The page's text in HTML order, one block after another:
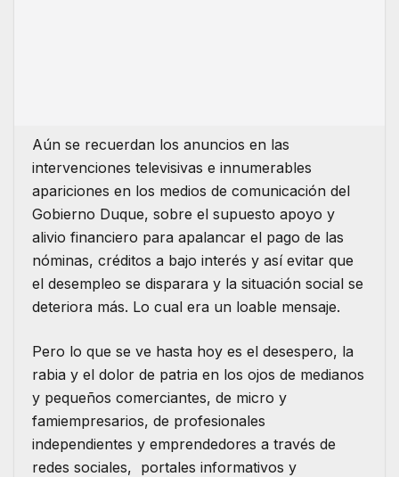
Aún se recuerdan los anuncios en las
intervenciones televisivas e innumerables
apariciones en los medios de comunicación del
Gobierno Duque, sobre el supuesto apoyo y
alivio financiero para apalancar el pago de las
nóminas, créditos a bajo interés y así evitar que
el desempleo se disparara y la situación social se
deteriora más. Lo cual era un loable mensaje.
Pero lo que se ve hasta hoy es el desespero, la
rabia y el dolor de patria en los ojos de medianos
y pequeños comerciantes, de micro y
famiempresarios, de profesionales
independientes y emprendedores a través de
redes sociales, portales informativos y